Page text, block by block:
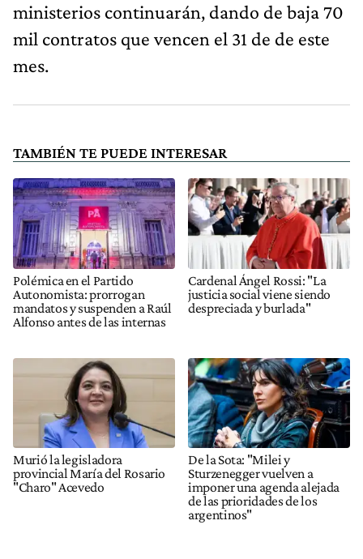
ministerios continuarán, dando de baja 70
mil contratos que vencen el 31 de de este
mes.
TAMBIÉN TE PUEDE INTERESAR
Polémica en el Partido
Autonomista: prorrogan
mandatos y suspenden a Raúl
Alfonso antes de las internas
Cardenal Ángel Rossi: "La
justicia social viene siendo
despreciada y burlada"
Murió la legisladora
provincial María del Rosario
"Charo" Acevedo
De la Sota: "Milei y
Sturzenegger vuelven a
imponer una agenda alejada
de las prioridades de los
argentinos"